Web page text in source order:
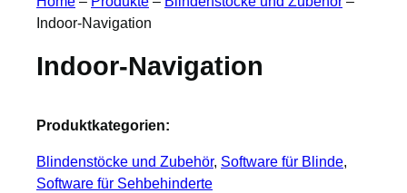
Indoor-Navigation
Indoor-Navigation
Produktkategorien:
Blindenstöcke und Zubehör, Software für Blinde
Software für Sehbehinderte